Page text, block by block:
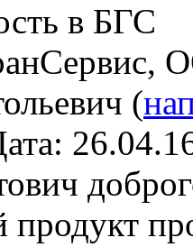
в БГС
(